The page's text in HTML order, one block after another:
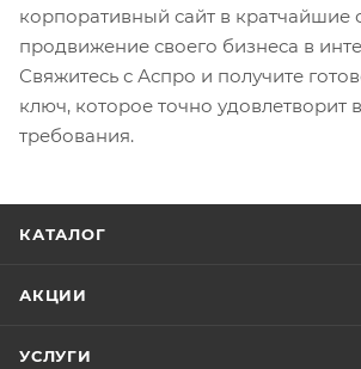
корпоративный сайт в кратчайшие
продвижение своего бизнеса в
Свяжитесь с Аспро и получите
ключ, которое точно удовлетворит
требования.
КАТАЛОГ
АКЦИИ
УСЛУГИ